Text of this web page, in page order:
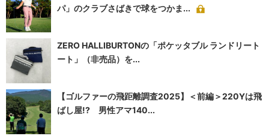
パ」のクラブさばきで球をつかま...
ZERO HALLIBURTONの「ポケッタブル ランドリート
ート」（非売品）を...
【ゴルファーの飛距離調査2025】＜前編＞220Yは飛
ばし屋!? 男性アマ140...